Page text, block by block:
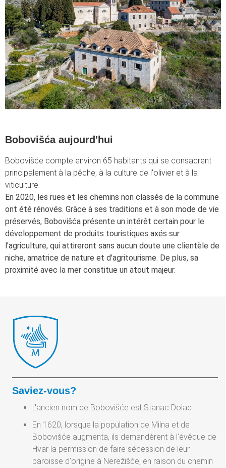
Bobovišća aujourd'hui
Bobovišće compte environ 65 habitants qui se consacrent
principalement à la pêche, à la culture de l'olivier et à la
viticulture.
En 2020, les rues et les chemins non classés de la commune
ont été rénovés. Grâce à ses traditions et à son mode de vie
préservés, Bobovišća présente un intérêt certain pour le
développement de produits touristiques axés sur
l'agriculture, qui attireront sans aucun doute une clientèle de
niche, amatrice de nature et d'agritourisme. De plus, sa
proximité avec la mer constitue un atout majeur.
Saviez-vous?
L'ancien nom de Bobovišće est Stanac Dolac.
En 1620, lorsque la population de Milna et de
Bobovišće augmenta, ils demandèrent à l'évêque de
Hvar la permission de faire sécession de leur
paroisse d'origine à Nerežišće, en raison du chemin